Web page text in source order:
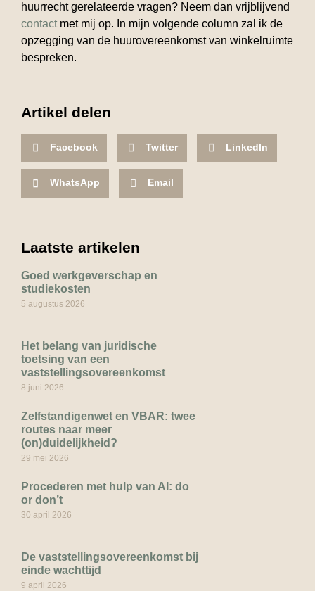
huurrecht gerelateerde vragen? Neem dan vrijblijvend
contactmet mij op. In mijn volgende column zal ik de
opzegging van de huurovereenkomst van winkelruimte
bespreken.
Artikel delen
Facebook Twitter LinkedIn
WhatsApp Email
Laatste artikelen
Goed werkgeverschap en
studiekosten
5 augustus 2026
Het belang van juridische
toetsing van een
vaststellingsovereenkomst
8 juni 2026
Zelfstandigenwet en VBAR: twee
routes naar meer
(on)duidelijkheid?
29 mei 2026
Procederen met hulp van AI: do
or don’t
30 april 2026
De vaststellingsovereenkomst bij
einde wachttijd
9 april 2026